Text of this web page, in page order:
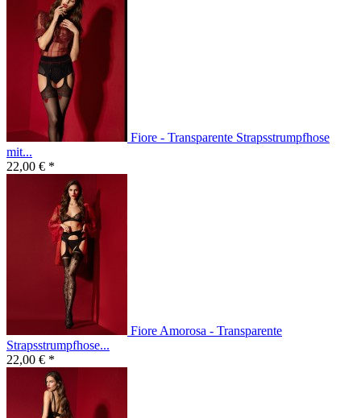
Fiore - Transparente Strapsstrumpfhose
mit...
22,00 € *
Fiore Amorosa - Transparente
Strapsstrumpfhose...
22,00 € *